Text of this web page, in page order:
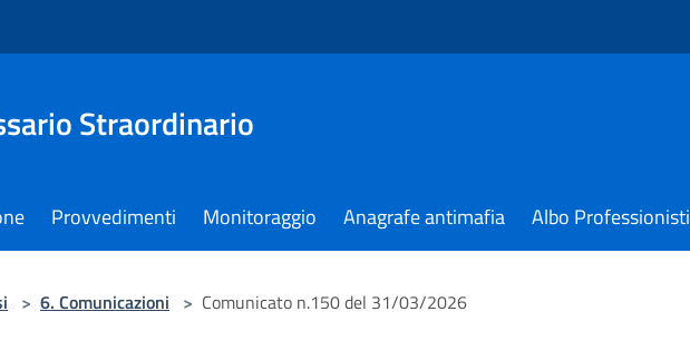
Straordinario
Provvedimenti Monitoraggio Anagrafe antimafia Albo Professionisti
> 6. Comunicazioni > Comunicato n.150 del 31/03/2026